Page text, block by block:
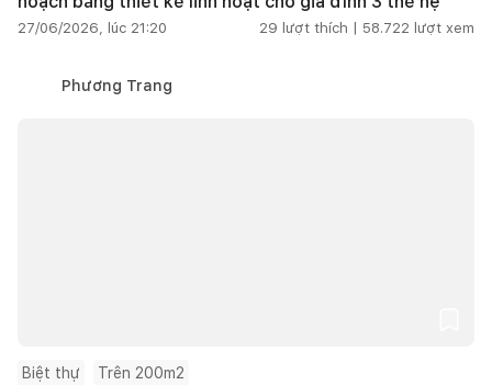
27/06/2026, lúc 21:20 29 lượt thích | 58.722 lượt xem
Phương Trang
Biệt thự Trên 200m2